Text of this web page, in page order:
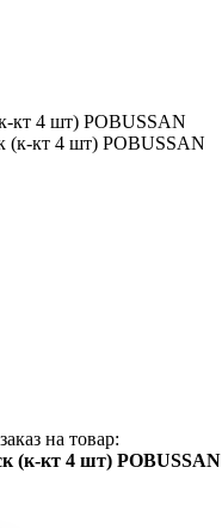
кт 4 шт) POBUSSAN
на товар:
(к-кт 4 шт) POBUSSAN